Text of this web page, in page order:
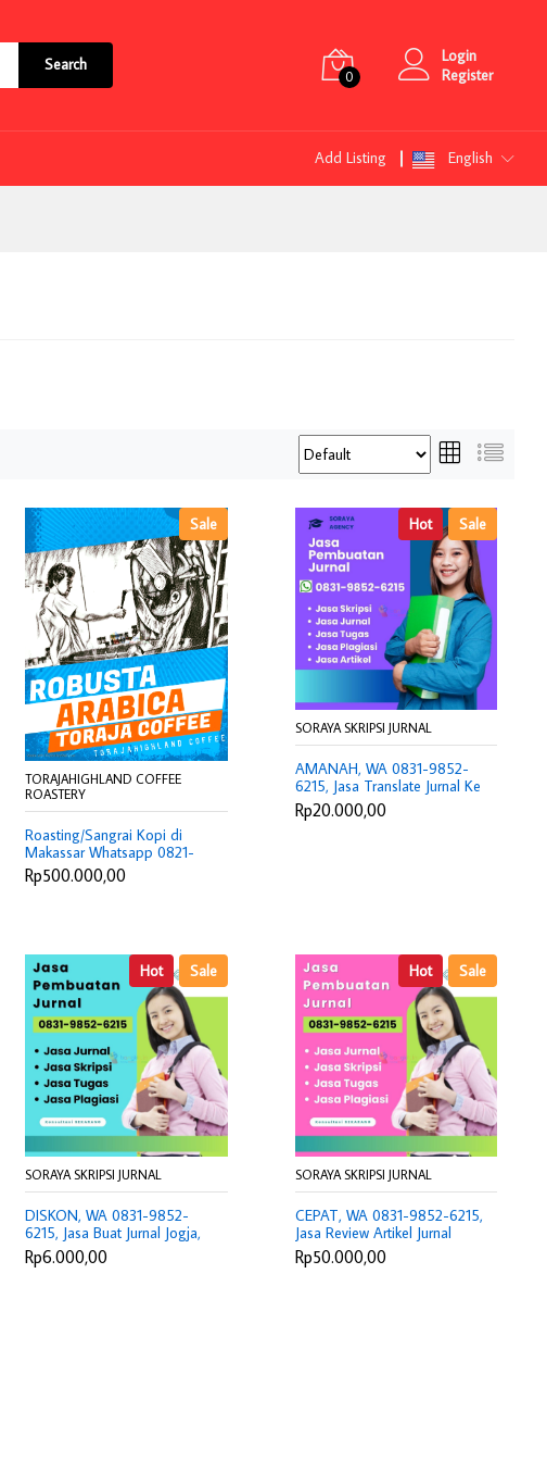
Search
0
Login
Register
Add Listing English
Sale
TORAJAHIGHLAND COFFEE
ROASTERY
Roasting/Sangrai Kopi di
Makassar Whatsapp 0821-
9307-6208
Rp500.000,00
Hot Sale
SORAYA SKRIPSI JURNAL
AMANAH, WA 0831-9852-
6215, Jasa Translate Jurnal Ke
Bahasa Inggris Jakarta
Selatan, Harga Jasa Review
Rp20.000,00
Hot Sale
SORAYA SKRIPSI JURNAL
DISKON, WA 0831-9852-
6215, Jasa Buat Jurnal Jogja,
Jasa Translate Jurnal Bandung,
Biaya Jasa Pembuatan Karya
Rp6.000,00
Hot Sale
SORAYA SKRIPSI JURNAL
CEPAT, WA 0831-9852-6215,
Jasa Review Artikel Jurnal
Yogyakarta, Jasa Joki Jurnal
Jakarta Utara, Biaya Jasa
Rp50.000,00